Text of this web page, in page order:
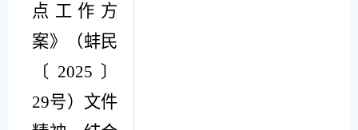
点工作方
案》（蚌民
〔 2025 〕
29号）文件